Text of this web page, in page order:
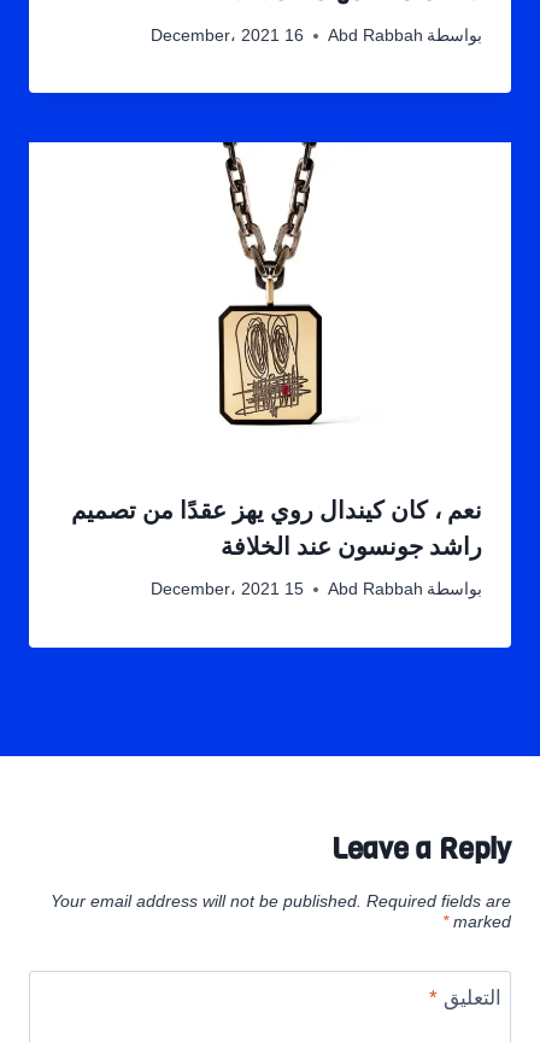
بواسطة Abd Rabbah 16 December، 2021
نعم ، كان كيندال روي يهز عقدًا من تصميم
راشد جونسون عند الخلافة
بواسطة Abd Rabbah 15 December، 2021
Leave a Reply
Your email address will not be published. Required fields are
marked
*
التعليق*